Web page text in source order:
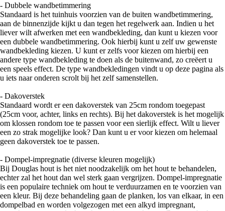
- Dubbele wandbetimmering
Standaard is het tuinhuis voorzien van de buiten wandbetimmering,
aan de binnenzijde kijkt u dan tegen het regelwerk aan. Indien u het
liever wilt afwerken met een wandbekleding, dan kunt u kiezen voor
een dubbele wandbetimmering. Ook hierbij kunt u zelf uw gewenste
wandbekleding kiezen. U kunt er zelfs voor kiezen om hierbij een
andere type wandbekleding te doen als de buitenwand, zo creëert u
een speels effect. De type wandbekledingen vindt u op deze pagina als
u iets naar onderen scrolt bij het zelf samenstellen.
- Dakoverstek
Standaard wordt er een dakoverstek van 25cm rondom toegepast
(25cm voor, achter, links en rechts). Bij het dakoverstek is het mogelijk
om klossen rondom toe te passen voor een sierlijk effect. Wilt u liever
een zo strak mogelijke look? Dan kunt u er voor kiezen om helemaal
geen dakoverstek toe te passen.
- Dompel-impregnatie (diverse kleuren mogelijk)
Bij Douglas hout is het niet noodzakelijk om het hout te behandelen,
echter zal het hout dan wel sterk gaan vergrijzen. Dompel-impregnatie
is een populaire techniek om hout te verduurzamen en te voorzien van
een kleur. Bij deze behandeling gaan de planken, los van elkaar, in een
dompelbad en worden volgezogen met een alkyd impregnant,